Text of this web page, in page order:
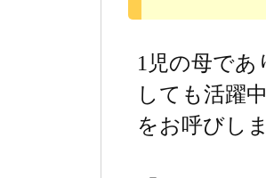
1児の母で
しても活躍
をお呼びし